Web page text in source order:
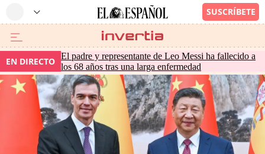
EN DIRECTO El padre y representante de Leo Messi ha fallecido a
los 68 años tras una larga enfermedad